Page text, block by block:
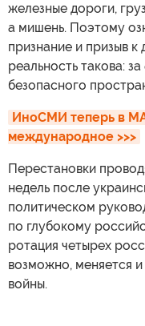
железные дороги,
а мишень. Поэтому
признание и призыв к
реальность такова:
безопасного
ИноСМИ теперь в
международное >>>
Перестановки
недель после
политическом
по глубокому
ротация четырех
возможно, меняется
войны.